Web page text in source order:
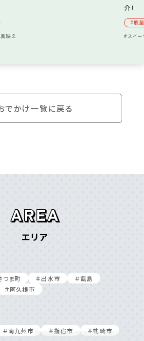
映え
介！
#⿅
#スイー
でかけ⼀覧に戻る
エリア
つま町 ＃出⽔市
＃甑島
＃阿久根市
＃南九州市 ＃指宿市 ＃枕崎市